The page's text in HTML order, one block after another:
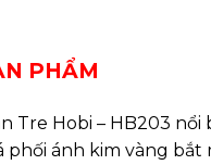
PHẨM
Tre Hobi – HB203 nổi
phối ánh kim vàng bắt